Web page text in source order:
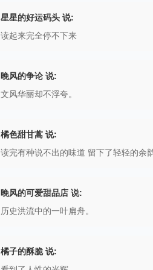
星星的好运码头 说:
读起来完全停不下来
晚风的争论 说:
文风华丽却不浮夸。
橘色甜甘蒿 说:
读完有种说不出的味道 留下了轻轻的余
晚风的可爱甜品店 说:
历史洪流中的一叶扁舟。
橘子的酥脆 说: